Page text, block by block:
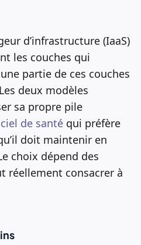
d’infrastructure (IaaS)
les couches qui
partie de ces couches
deux modèles
sa propre pile
de santéqui préfère
doit maintenir en
choix dépend des
réellement consacrer à